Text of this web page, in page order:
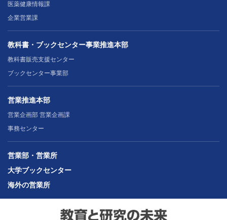
医薬健康情報課
企業営業課
教科書・ブックセンター事業推進本部
教科書販売支援センター
ブックセンター事業部
営業推進本部
営業企画部 営業企画課
事務センター
営業部・営業所
大学ブックセンター
海外の営業所